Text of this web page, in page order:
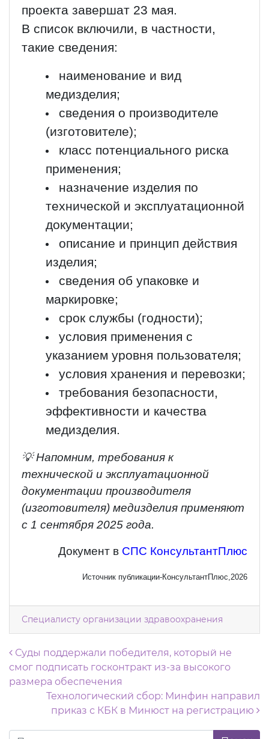
проекта завершат 23 мая.
В список включили, в частности,
такие сведения:
наименование и вид
медизделия;
сведения о производителе
(изготовителе);
класс потенциального риска
применения;
назначение изделия по
технической и эксплуатационной
документации;
описание и принцип действия
изделия;
сведения об упаковке и
маркировке;
срок службы (годности);
условия применения с
указанием уровня пользователя;
условия хранения и перевозки;
требования безопасности,
эффективности и качества
медизделия.
💡 Напомним, требования к
технической и эксплуатационной
документации производителя
(изготовителя) медизделия применяют
с 1 сентября 2025 года.
Документ в СПС КонсультантПлюс
Источник публикации-КонсультантПлюс,2026
Специалисту организации здравоохранения
Навигация по записям
Суды поддержали победителя, который не
смог подписать госконтракт из-за высокого
размера обеспечения
Технологический сбор: Минфин направил
приказ с КБК в Минюст на регистрацию